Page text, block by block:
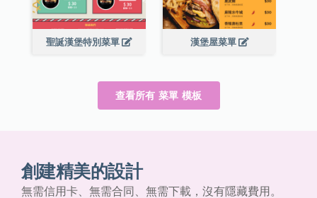
聖誕漢堡特別菜單 漢堡屋菜單
查看所有 菜單 模板
創建精美的設計
無需信用卡、無需合同、無需下載，沒有隱藏費用。